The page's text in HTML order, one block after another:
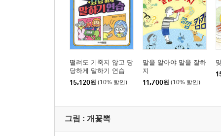
떨려도 기죽지 않고 당
당하게 말하기 연습
15,120원 (10% 할인)
말을 알아야 말을 잘하
지
11,700원 (10% 할인)
그림 : 개꽃뽁